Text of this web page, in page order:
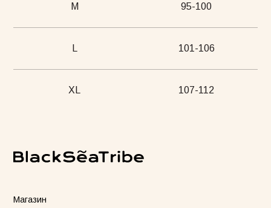
M 95-100
101-106
XL 107-112
Магазин